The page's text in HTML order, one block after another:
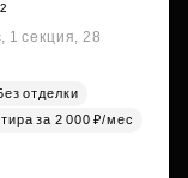
1 секция, 28
отделки
за 2 000 ₽/мес